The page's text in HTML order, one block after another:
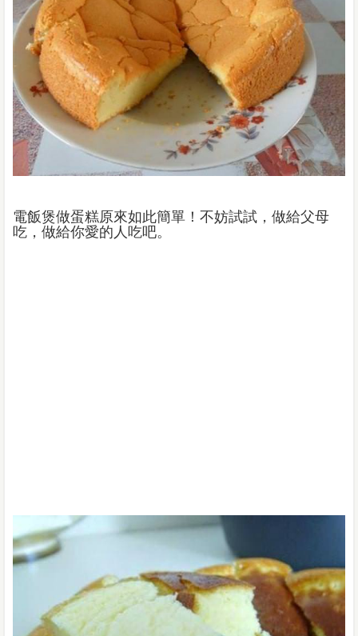
電飯煲做蛋糕原來如此簡單！不妨試試，做給父母
吃，做給你愛的人吃吧。